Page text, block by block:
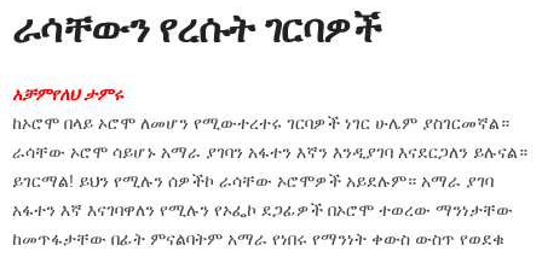
ራሳቸውን የረሱት ገርባዎች
አቻምየለህ ታምሩ
ከኦሮሞ በላይ ኦሮሞ ለመሆን የሚውተረተሩ ገርባዎች ነገር ሁሌም ያስገርመኛል።
ራሳቸው ኦሮሞ ሳይሆኑ አማራ ያገባን አፋተን እኛን እንዲያገባ እናደርጋለን ይሉናል።
ይገርማል! ይህን የሚሉን ሰዎችኮ ራሳቸው ኦሮሞዎች አይደሉም። አማራ ያገባ
አፋተን እኛ እናገባዋለን የሚሉን የኦፌኮ ደጋፊዎች በኦሮሞ ተወረው ማንነታቸው
ከመጥፋታቸው በፊት ምናልባትም አማራ የነበሩ የማንነት ቀውስ ውስጥ የወደቁ